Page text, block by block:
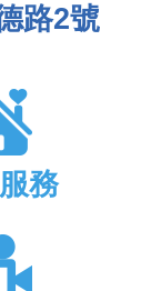
路2號
務